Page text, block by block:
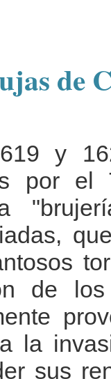
de
y
por el
de
la
sus